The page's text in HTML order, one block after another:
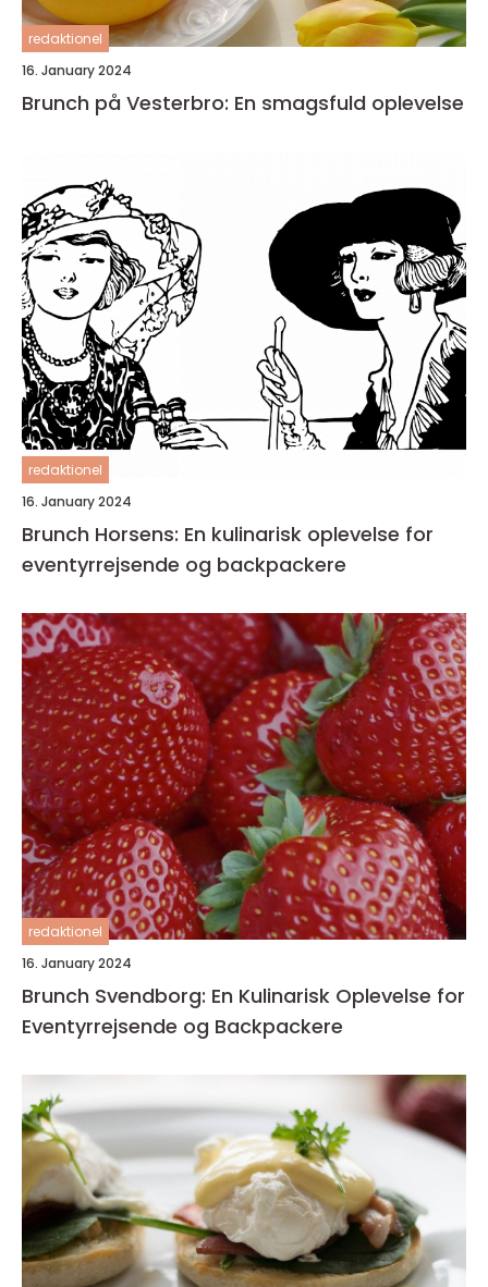
redaktionel
16. January 2024
Brunch på Vesterbro: En smagsfuld oplevelse
redaktionel
16. January 2024
Brunch Horsens: En kulinarisk oplevelse for
eventyrrejsende og backpackere
redaktionel
16. January 2024
Brunch Svendborg: En Kulinarisk Oplevelse for
Eventyrrejsende og Backpackere